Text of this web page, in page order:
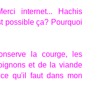
internet... Hachis
possible ça? Pourquoi
la courge, les
et de la viande
qu'il faut dans mon